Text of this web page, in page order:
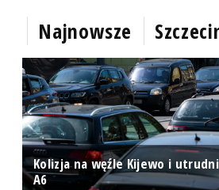
Najnowsze
Kolizja na węźle Kijewo i
A6